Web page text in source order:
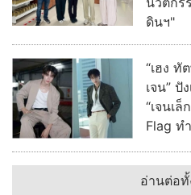
ดินฯ"
“เฮง ทั
เจน”
“เจนเ
Flag ท
อ่านต่อ